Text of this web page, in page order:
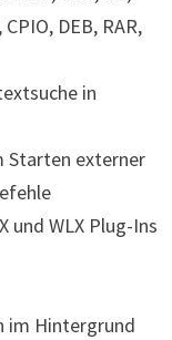
DEB, RAR,
in
Starten externer
und WLX Plug-Ins
im Hintergrund